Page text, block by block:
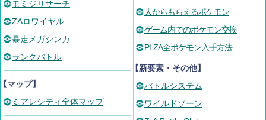
モミジリサーチ
ZAロワイヤル
暴走メガシンカ
ランクバトル
マップ】
ミアレシティ全体マップ
人からもらえるポケモン
ゲーム内でのポケモン交換
PLZA全ポケモン入手方法
【新要素・その他】
バトルシステム
ワイルドゾーン